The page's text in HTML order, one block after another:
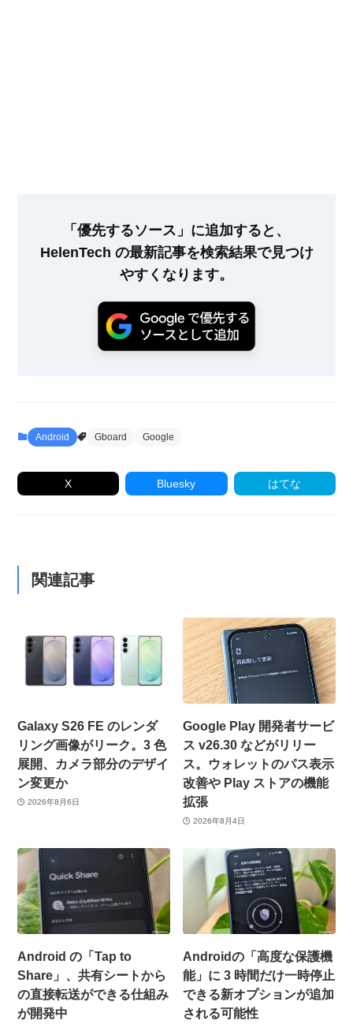
「優先するソース」に追加すると、
HelenTech の最新記事を検索結果で見つけ
やすくなります。
Android Gboard Google
X Bluesky はてな
関連記事
Galaxy S26 FE のレンダ
リング画像がリーク。3 色
展開、カメラ部分のデザイ
ン変更か
2026年8月6日
Google Play 開発者サービ
ス v26.30 などがリリー
ス。ウォレットのパス表示
改善や Play ストアの機能
拡張
2026年8月4日
Android の「Tap to
Share」、共有シートから
の直接転送ができる仕組み
が開発中
Androidの「高度な保護機
能」に 3 時間だけ一時停止
できる新オプションが追加
される可能性